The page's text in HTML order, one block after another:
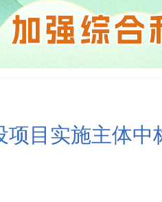
项目实施主体中